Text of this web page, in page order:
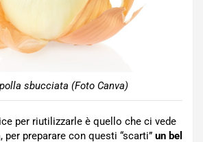
sbucciata (Foto Canva)
per riutilizzarle è quello che ci vede
per preparare con questi “scarti” un bel